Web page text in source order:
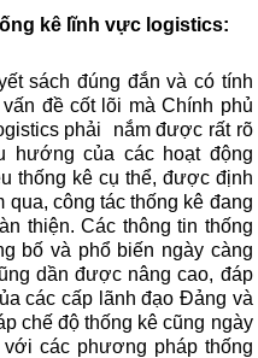
kê lĩnh vực logistics:
sách đúng đắn và có tính
đề cốt lõi mà Chính phủ
phải nắm được rất rõ
hướng của các hoạt động
thống kê cụ thể, được định
qua, công tác thống kê đang
thiện. Các thông tin thống
bố và phổ biến ngày càng
dần được nâng cao, đáp
các cấp lãnh đạo Đảng và
chế độ thống kê cũng ngày
các phương pháp thống